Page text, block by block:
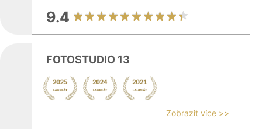
9.4
FOTOSTUDIO 13
Zobrazit více >>